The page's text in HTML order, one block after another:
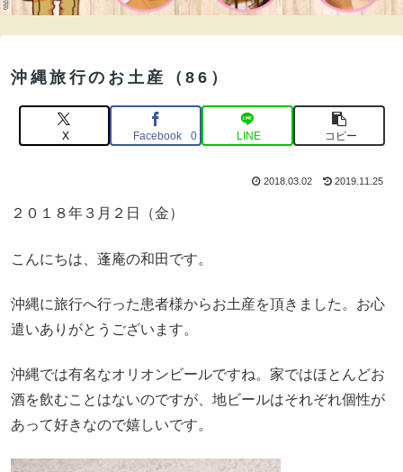
沖縄旅行のお土産（86）
X Facebook 0 LINE コピー
2018.03.02 2019.11.25
２０１８年３月２日（金）
こんにちは、蓬庵の和田です。
沖縄に旅行へ行った患者様からお土産を頂きました。お心
遣いありがとうございます。
沖縄では有名なオリオンビールですね。家ではほとんどお
酒を飲むことはないのですが、地ビールはそれぞれ個性が
あって好きなので嬉しいです。